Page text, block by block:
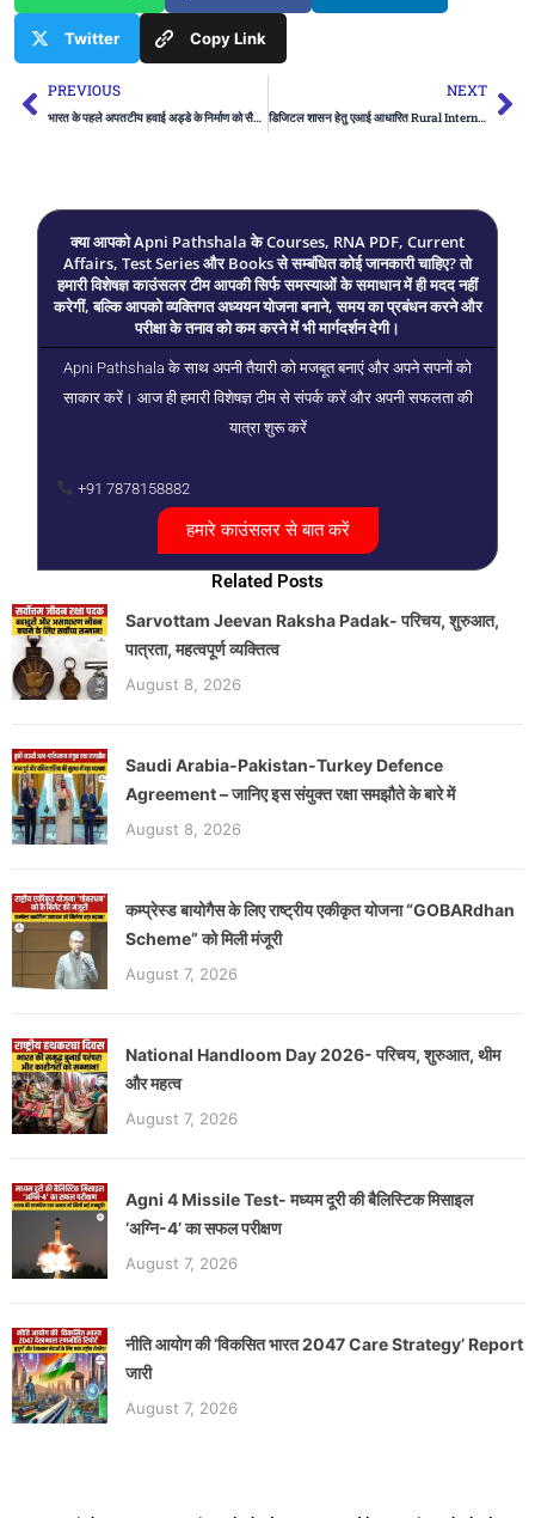
Twitter Copy Link
Prev
PREVIOUS
भारत के पहले अपतटीय हवाई अड्डे के निर्माण को सैद्धांतिक मंजूरी मिली
NEXT
डिजिटल शासन हेतु एआई आधारित Rural Internal Audit Portal हुआ लॉन्च
क्या आपको Apni Pathshala के Courses, RNA PDF, Current
Affairs, Test Series और Books से सम्बंधित कोई जानकारी चाहिए? तो
हमारी विशेषज्ञ काउंसलर टीम आपकी सिर्फ समस्याओं के समाधान में ही मदद नहीं
करेगीं, बल्कि आपको व्यक्तिगत अध्ययन योजना बनाने, समय का प्रबंधन करने और
परीक्षा के तनाव को कम करने में भी मार्गदर्शन देगी।
Apni Pathshala के साथ अपनी तैयारी को मजबूत बनाएं और अपने सपनों को
साकार करें। आज ही हमारी विशेषज्ञ टीम से संपर्क करें और अपनी सफलता की
यात्रा शुरू करें
+91 7878158882
हमारे काउंसलर से बात करें
Related Posts
Sarvottam Jeevan Raksha Padak- परिचय, शुरुआत,
पात्रता, महत्वपूर्ण व्यक्तित्व
August 8, 2026
Saudi Arabia-Pakistan-Turkey Defence
Agreement – जानिए इस संयुक्त रक्षा समझौते के बारे में
August 8, 2026
कम्प्रेस्ड बायोगैस के लिए राष्ट्रीय एकीकृत योजना “GOBARdhan
Scheme” को मिली मंजूरी
August 7, 2026
National Handloom Day 2026- परिचय, शुरुआत, थीम
और महत्व
August 7, 2026
Agni 4 Missile Test- मध्यम दूरी की बैलिस्टिक मिसाइल
‘अग्नि-4’ का सफल परीक्षण
August 7, 2026
नीति आयोग की ‘विकसित भारत 2047 Care Strategy’ Report
जारी
August 7, 2026